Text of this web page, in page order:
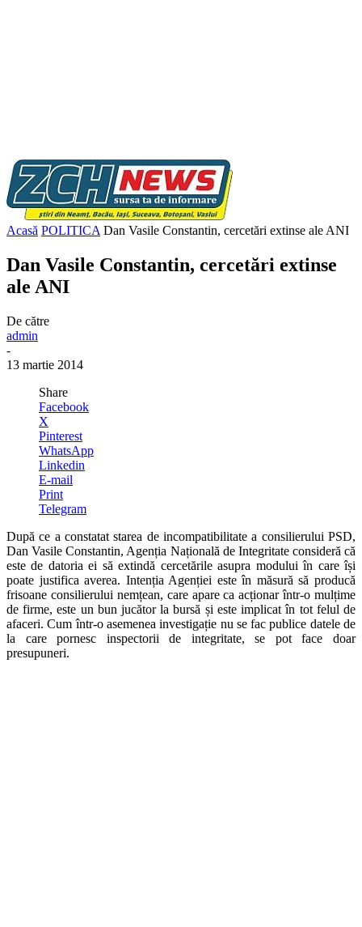
Acasă POLITICA Dan Vasile Constantin, cercetări extinse ale ANI
Dan Vasile Constantin, cercetări extinse
ale ANI
De către
admin
-
13 martie 2014
Share
Facebook
X
Pinterest
WhatsApp
Linkedin
E-mail
Print
Telegram
După ce a constatat starea de incompatibilitate a consilierului PSD,
Dan Vasile Constantin, Agenția Națională de Integritate consideră că
este de datoria ei să extindă cercetările asupra modului în care își
poate justifica averea. Intenția Agenției este în măsură să producă
frisoane consilierului nemțean, care apare ca acționar într-o mulțime
de firme, este un bun jucător la bursă și este implicat în tot felul de
afaceri. Cum într-o asemenea investigație nu se fac publice datele de
la care pornesc inspectorii de integritate, se pot face doar
presupuneri.